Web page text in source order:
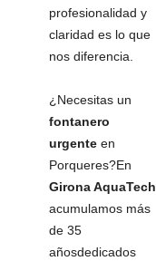
profesionalidad y
claridad es lo que
nos diferencia.
¿Necesitas un
fontanero
urgente en
Porqueres?En
Girona AquaTech
acumulamos más
de 35
añosdedicados